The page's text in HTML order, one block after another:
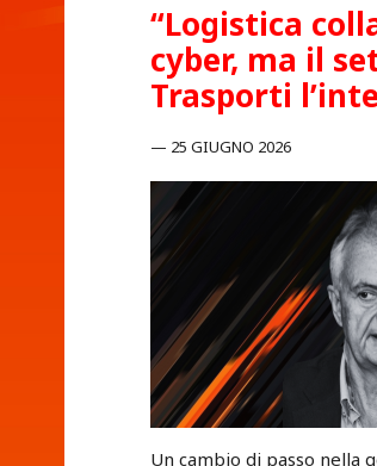
“Logistica
cyber, ma il
Trasporti
25 GIUGNO 2026
Un cambio di passo nella